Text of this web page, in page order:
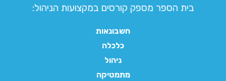
בית הספר מספק קורסים במקצועות הניהול:
חשבונאות
כלכלה
ניהול
מתמטיקה